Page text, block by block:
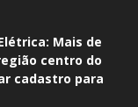
Mais de
centro do
cadastro para